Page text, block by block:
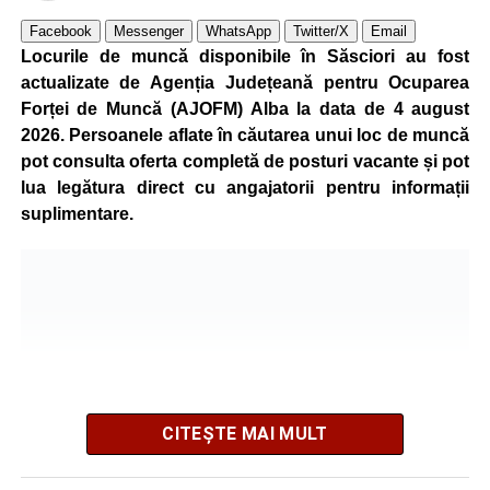
Kronospan se numără printre cei mai mari consumatori de
energie electrică din România. O parte din necesarul
energetic este acoperită prin producția proprie de energie,
realizată cu ajutorul panourilor fotovoltaice și al unităților
de cogenerare.
Reprezentanții companiei afirmă că vor continua
colaborarea cu autoritățile și operatorii din domeniul
energetic pentru a contribui la depășirea perioadei dificile
Ultimele știri din Sebeș
Facebook Messenger WhatsApp Twitter/X Email
Locurile de muncă disponibile în Săsciori au fost
actualizate de Agenția Județeană pentru Ocuparea
Forței de Muncă (AJOFM) Alba la data de 4 august
2026. Persoanele aflate în căutarea unui loc de muncă
pot consulta oferta completă de posturi vacante și pot
lua legătura direct cu angajatorii pentru informații
suplimentare.
CITEȘTE MAI MULT